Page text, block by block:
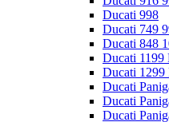
Ducati 998
Ducati 749
Ducati 848
Ducati 1199
Ducati 1299
Ducati
Ducati
Ducati